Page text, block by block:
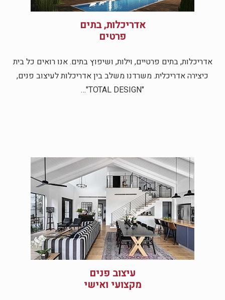
אדריכלות, בתים
פרטים
אדריכלות, בתים פרטיים, וילות, ושיפוץ בתים. אנו רואים כל בית
כיצירה אדריכלית. משרדנו משלב בין אדריכלות לעיצוב פנים,
"TOTAL DESIGN"…
עיצוב פנים
מקצועי ואישי